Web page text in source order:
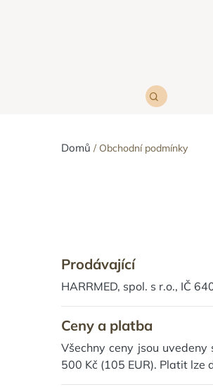
Domů Obchodní podmínky
Prodávající
HARRMED, spol. s r.o., IČ
Ceny a platba
Všechny ceny jsou
500 Kč (105 EUR). Platit